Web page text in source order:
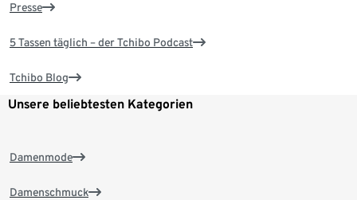
Presse
5 Tassen täglich – der Tchibo Podcast
Tchibo Blog
Unsere beliebtesten Kategorien
Damenmode
Damenschmuck